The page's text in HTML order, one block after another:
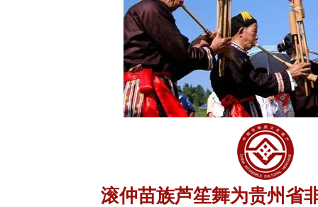
滚仲苗族芦笙舞为贵州省